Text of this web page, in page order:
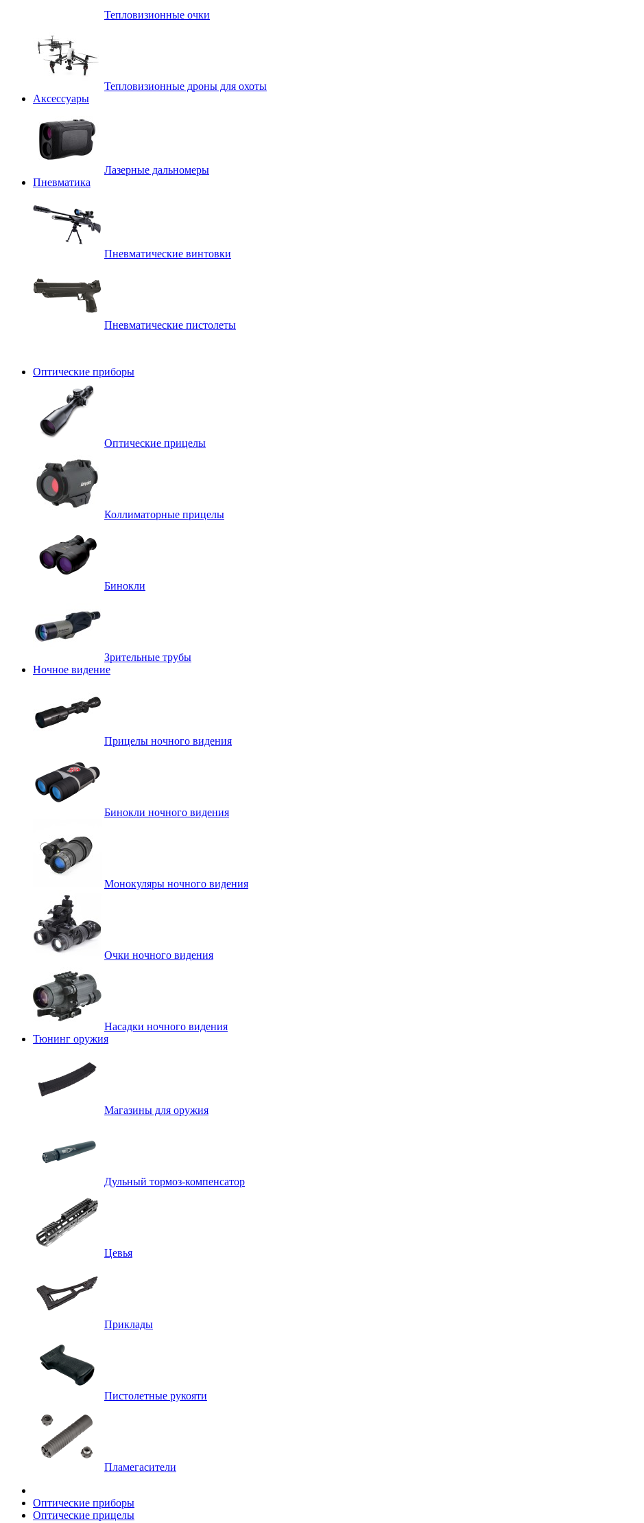
Тепловизионные очки
Тепловизионные дроны для охоты
Аксессуары
Лазерные дальномеры
Пневматика
Пневматические винтовки
Пневматические пистолеты
Оптические приборы
Оптические прицелы
Коллиматорные прицелы
Бинокли
Зрительные трубы
Ночное видение
Прицелы ночного видения
Бинокли ночного видения
Монокуляры ночного видения
Очки ночного видения
Насадки ночного видения
Тюнинг оружия
Магазины для оружия
Дульный тормоз-компенсатор
Цевья
Приклады
Пистолетные рукояти
Пламегасители
Оптические приборы
Оптические прицелы